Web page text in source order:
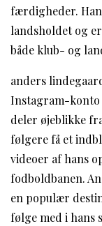
færdigheder.
landsholdet og
både klub- og
anders
Instagram-konto
deler øjeblikke
følgere få et
videoer af hans
fodboldbanen.
en populær
følge med i hans